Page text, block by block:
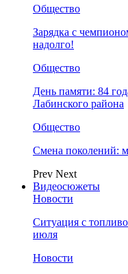
Общество
Зарядка с
надолго!
Общество
День памяти: 84
Лабинского района
Общество
Смена поколений:
Prev Next
Видеосюжеты
Новости
Ситуация с
июля
Новости